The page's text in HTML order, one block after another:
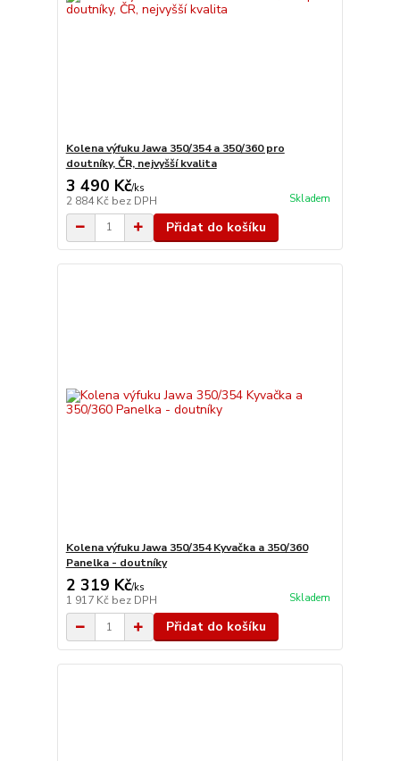
Kolena výfuku Jawa 350/354 a 350/360 pro
doutníky, ČR, nejvyšší kvalita
3 490 Kč/ks
2 884 Kč bez DPH Skladem
Přidat do košíku
Kolena výfuku Jawa 350/354 Kyvačka a 350/360
Panelka - doutníky
2 319 Kč/ks
1 917 Kč bez DPH Skladem
Přidat do košíku